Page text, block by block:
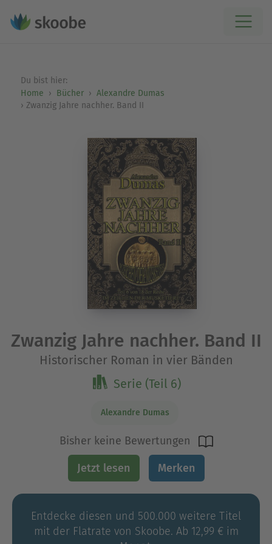
Du bist hier:
Home
Bücher
Alexandre Dumas
Zwanzig Jahre nachher. Band II
Zwanzig Jahre nachher. Band II
Historischer Roman in vier Bänden
Serie (Teil 6)
Alexandre Dumas
Bisher keine Bewertungen
Jetzt lesen Merken
Entdecke diesen und 500.000 weitere Titel
mit der Flatrate von Skoobe. Ab 12,99 € im